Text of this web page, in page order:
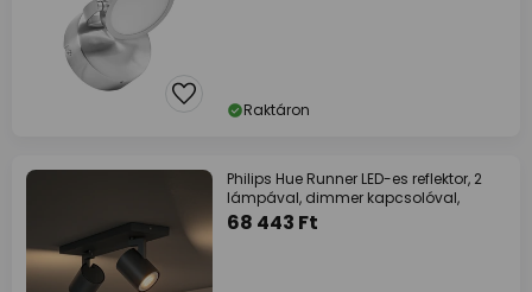
Raktáron
Philips Hue Runner LED-es reflektor, 2
lámpával, dimmer kapcsolóval,
68 443 Ft